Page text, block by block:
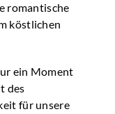
romantische
köstlichen
ein Moment
des
für unsere